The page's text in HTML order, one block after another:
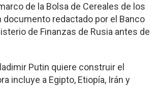
de la Bolsa de Cereales de los
documento redactado por el Banco
de Finanzas de Rusia antes de
Putin quiere construir el
incluye a Egipto, Etiopía, Irán y